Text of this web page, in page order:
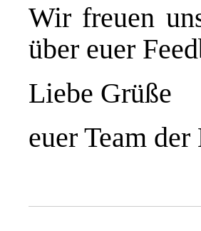
Wir freuen
über euer
Liebe Grüße
euer Team